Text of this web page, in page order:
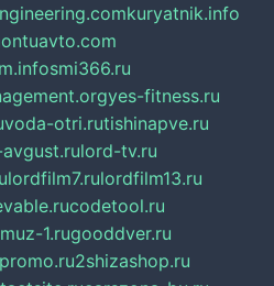
kuryatnik.info
smi366.ru
yes-fitness.ru
voda-otri.rutishinapve.ru
lord-tv.ru
lordfilm7.rulordfilm13.ru
codetool.ru
muz-1.rugooddver.ru
2shizashop.ru